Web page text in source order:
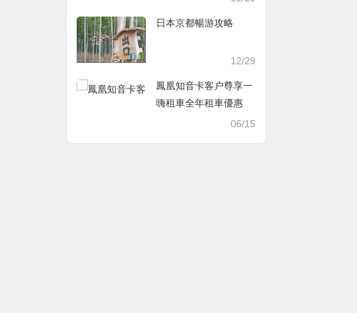
各大銀行信用卡友折扣
日本京都暢游攻略
12/29
鳳凰知音卡客户尊享一
嗨租車全年租車優惠
06/15